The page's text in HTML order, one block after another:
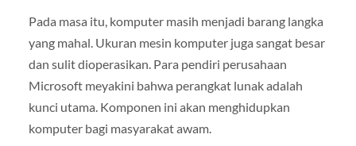
Pada masa itu, komputer masih menjadi barang langka
yang mahal. Ukuran mesin komputer juga sangat besar
dan sulit dioperasikan. Para pendiri perusahaan
Microsoft meyakini bahwa perangkat lunak adalah
kunci utama. Komponen ini akan menghidupkan
komputer bagi masyarakat awam.